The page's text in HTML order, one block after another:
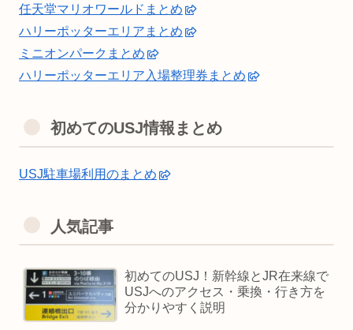
任天堂マリオワールドまとめ
ハリーポッターエリアまとめ
ミニオンパークまとめ
ハリーポッターエリア入場整理券まとめ
初めてのUSJ情報まとめ
USJ駐車場利用のまとめ
人気記事
初めてのUSJ！新幹線とJR在来線で
USJへのアクセス・乗換・行き方を
分かりやすく説明